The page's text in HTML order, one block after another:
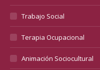
Trabajo Social
Terapia Ocupacional
Animación Sociocultural